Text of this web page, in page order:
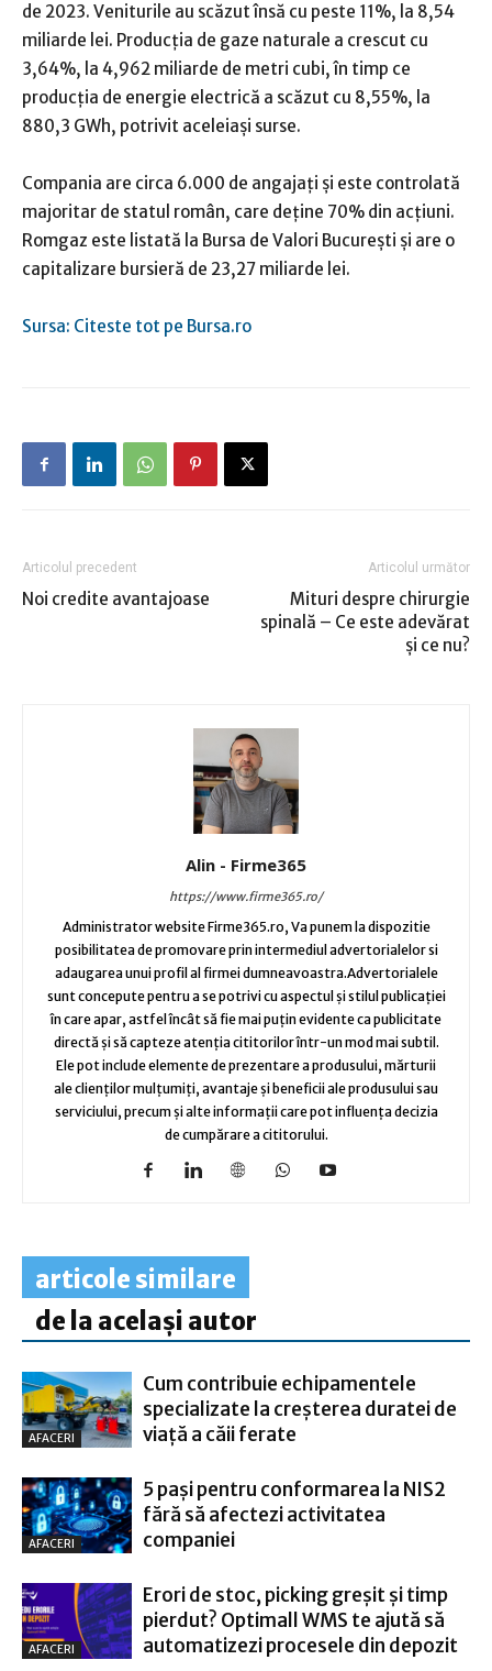
de 2023. Veniturile au scăzut însă cu peste 11%, la 8,54
miliarde lei. Producţia de gaze naturale a crescut cu
3,64%, la 4,962 miliarde de metri cubi, în timp ce
producţia de energie electrică a scăzut cu 8,55%, la
880,3 GWh, potrivit aceleiaşi surse.
Compania are circa 6.000 de angajaţi şi este controlată
majoritar de statul român, care deţine 70% din acţiuni.
Romgaz este listată la Bursa de Valori Bucureşti şi are o
capitalizare bursieră de 23,27 miliarde lei.
Sursa: Citeste tot pe Bursa.ro
Articolul precedent
Noi credite avantajoase
Articolul următor
Mituri despre chirurgie
spinală – Ce este adevărat
și ce nu?
Alin - Firme365
https://www.firme365.ro/
Administrator website Firme365.ro, Va punem la dispozitie
posibilitatea de promovare prin intermediul advertorialelor si
adaugarea unui profil al firmei dumneavoastra.Advertorialele
sunt concepute pentru a se potrivi cu aspectul și stilul publicației
în care apar, astfel încât să fie mai puțin evidente ca publicitate
directă și să capteze atenția cititorilor într-un mod mai subtil.
Ele pot include elemente de prezentare a produsului, mărturii
ale clienților mulțumiți, avantaje și beneficii ale produsului sau
serviciului, precum și alte informații care pot influența decizia
de cumpărare a cititorului.
articole similare
de la același autor
AFACERI
Cum contribuie echipamentele
specializate la creșterea duratei de
viață a căii ferate
AFACERI
5 pași pentru conformarea la NIS2
fără să afectezi activitatea
companiei
AFACERI
Erori de stoc, picking greșit și timp
pierdut? Optimall WMS te ajută să
automatizezi procesele din depozit